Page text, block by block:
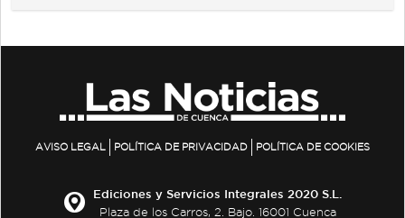
AVISO LEGAL POLÍTICA DE PRIVACIDAD POLÍTICA DE COOKIES
Ediciones y Servicios Integrales 2020 S.L.
Plaza de los Carros, 2. Bajo. 16001 Cuenca